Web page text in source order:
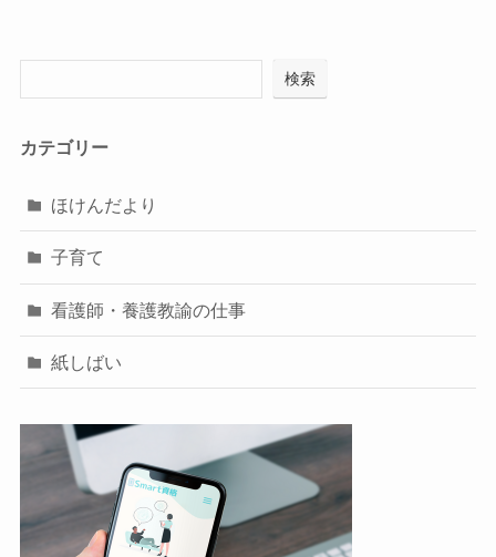
検索
カテゴリー
ほけんだより
子育て
看護師・養護教諭の仕事
紙しばい